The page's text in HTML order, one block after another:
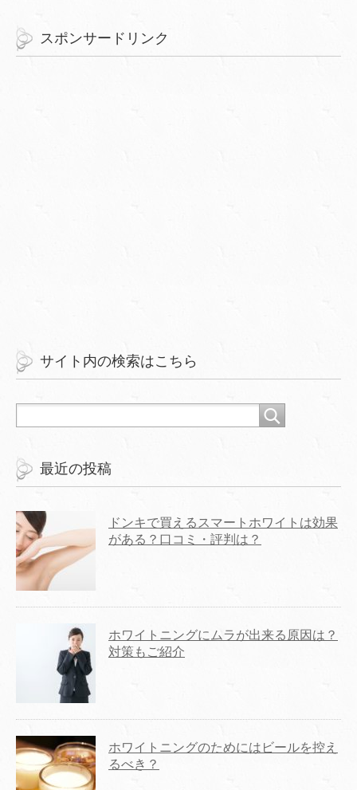
スポンサードリンク
サイト内の検索はこちら
最近の投稿
ドンキで買えるスマートホワイトは効果
がある？口コミ・評判は？
ホワイトニングにムラが出来る原因は？
対策もご紹介
ホワイトニングのためにはビールを控え
るべき？